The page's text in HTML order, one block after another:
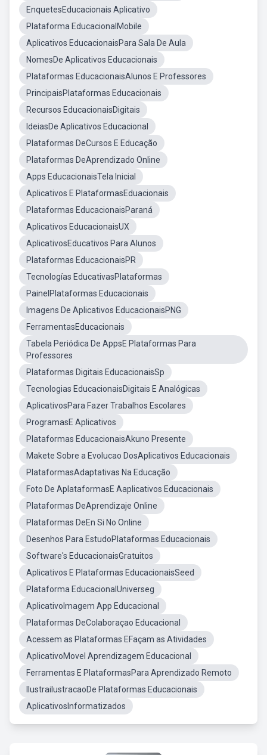
EnquetesEducacionais Aplicativo
Plataforma EducacionalMobile
Aplicativos EducacionaisPara Sala De Aula
NomesDe Aplicativos Educacionais
Plataformas EducacionaisAlunos E Professores
PrincipaisPlataformas Educacionais
Recursos EducacionaisDigitais
IdeiasDe Aplicativos Educacional
Plataformas DeCursos E Educação
Plataformas DeAprendizado Online
Apps EducacionaisTela Inicial
Aplicativos E PlataformasEduacionais
Plataformas EducacionaisParaná
Aplicativos EducacionaisUX
AplicativosEducativos Para Alunos
Plataformas EducacionaisPR
Tecnologías EducativasPlataformas
PainelPlataformas Educacionais
Imagens De Aplicativos EducacionaisPNG
FerramentasEducacionais
Tabela Periódica De AppsE Plataformas Para
Professores
Plataformas Digitais EducacionaisSp
Tecnologias EducacionaisDigitais E Analógicas
AplicativosPara Fazer Trabalhos Escolares
ProgramasE Aplicativos
Plataformas EducacionaisAkuno Presente
Makete Sobre a Evolucao DosAplicativos Educacionais
PlataformasAdaptativas Na Educação
Foto De AplataformasE Aaplicativos Educacionais
Plataformas DeAprendizaje Online
Plataformas DeEn Si No Online
Desenhos Para EstudoPlataformas Educacionais
Software's EducacionaisGratuitos
Aplicativos E Plataformas EducacionaisSeed
Plataforma EducacionalUniverseg
AplicativoImagem App Educacional
Plataformas DeColaboraçao Educacional
Acessem as Plataformas EFaçam as Atividades
AplicativoMovel Aprendizagem Educacional
Ferramentas E PlataformasPara Aprendizado Remoto
IlustrailustracaoDe Plataformas Educacionais
AplicativosInformatizados